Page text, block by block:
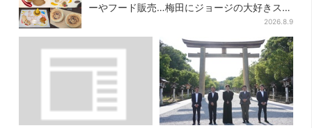
ーやフード販売…梅田にジョージの大好きスイ
2026.8.9